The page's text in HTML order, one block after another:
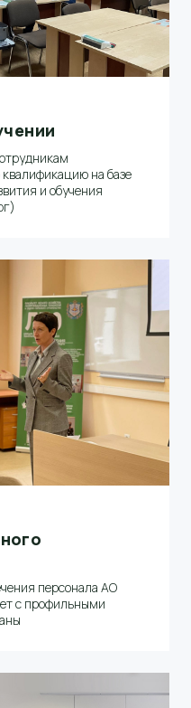
на базе
и обучения
персонала АО
с профильными